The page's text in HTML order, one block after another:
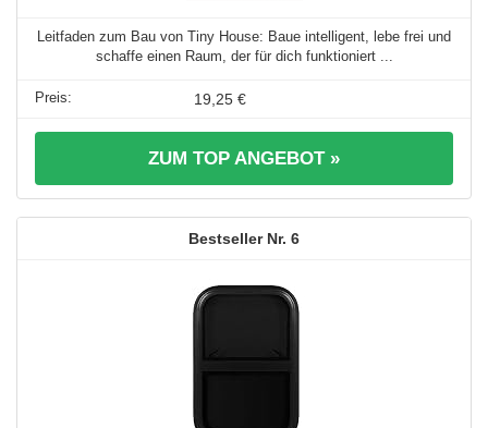
Leitfaden zum Bau von Tiny House: Baue intelligent, lebe frei und
schaffe einen Raum, der für dich funktioniert ...
19,25 €
ZUM TOP ANGEBOT »
6